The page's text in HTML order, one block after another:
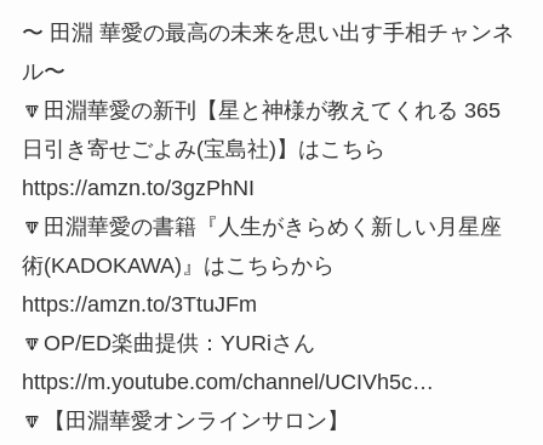
〜 田淵 華愛の最高の未来を思い出す手相チャンネ
ル〜
🔽田淵華愛の新刊【星と神様が教えてくれる 365
日引き寄せごよみ(宝島社)】はこちら
https://amzn.to/3gzPhNI
🔽田淵華愛の書籍『人生がきらめく新しい月星座
術(KADOKAWA)』はこちらから
https://amzn.to/3TtuJFm
🔽OP/ED楽曲提供：YURiさん
https://m.youtube.com/channel/UCIVh5c…
🔽【田淵華愛オンラインサロン】